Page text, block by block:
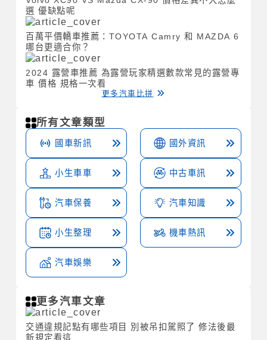
選 優缺點呢
百萬平價轎車推薦：TOYOTA Camry 和 MAZDA 6
哪台更適合你？
2024 露營車推薦 為露營玩家精選數款常見的露營專
車 價格 規格一次看
更多汽車比拼
所有文章類型
國車新訊 國外資訊
小生車車 中古車訊
汽車保養 汽車知識
小生整理 機車熱訊
汽車娛樂
更多汽車文章
交通違規記點有哪些項目 別被吊扣駕照了 修法後最
新規定看這